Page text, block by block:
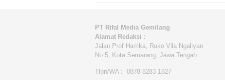
PT Rifal Media Gemilang
Alamat Redaksi :
Jalan Prof Hamka, Ruko Vila Ngaliyan
No 5, Kota Semarang, Jawa Tengah
Tlpn/WA : 0878-8283-1827